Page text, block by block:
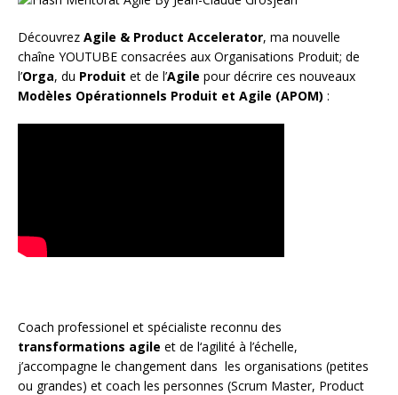
Découvrez Agile & Product Accelerator, ma nouvelle
chaîne YOUTUBE consacrées aux Organisations Produit; de
l’Orga, du Produit et de l’Agile pour décrire ces nouveaux
Modèles Opérationnels Produit et Agile (APOM) :
Coach professionel et spécialiste reconnu des
transformations agile et de l‘agilité à l’échelle,
j’accompagne le changement dans les organisations (petites
ou grandes) et coach les personnes (Scrum Master, Product